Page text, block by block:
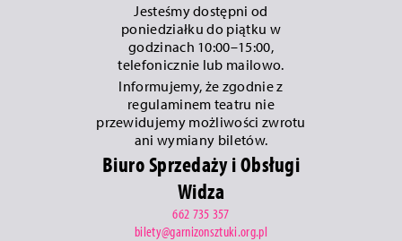
Jesteśmy dostępni od
poniedziałku do piątku w
godzinach 10:00–15:00,
telefonicznie lub mailowo.
Informujemy, że zgodnie z
regulaminem teatru nie
przewidujemy możliwości zwrotu
ani wymiany biletów.
Biuro Sprzedaży i Obsługi
Widza
662 735 357
bilety@garnizonsztuki.org.pl